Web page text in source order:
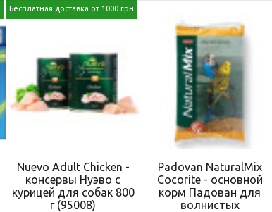
Бесплатная доставка от 1000 грн
Nuevo Adult Chicken -
консервы Нуэво с
курицей для собак 800
г (95008)
Padovan NaturalMix
Cocorite - основной
корм Падован для
волнистых